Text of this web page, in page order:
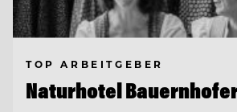
TOP ARBEITGEBER
Naturhotel